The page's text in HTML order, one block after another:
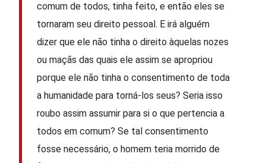
comum de todos, tinha feito, e então eles se
tornaram seu direito pessoal. E irá alguém
dizer que ele não tinha o direito àquelas nozes
ou maçãs das quais ele assim se apropriou
porque ele não tinha o consentimento de toda
a humanidade para torná-los seus? Seria isso
roubo assim assumir para si o que pertencia a
todos em comum? Se tal consentimento
fosse necessário, o homem teria morrido de